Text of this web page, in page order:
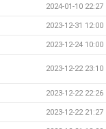
2024-01-10 22:27
2023-12-31 12:00
2023-12-24 10:00
2023-12-22 23:10
2023-12-22 22:26
2023-12-22 21:27